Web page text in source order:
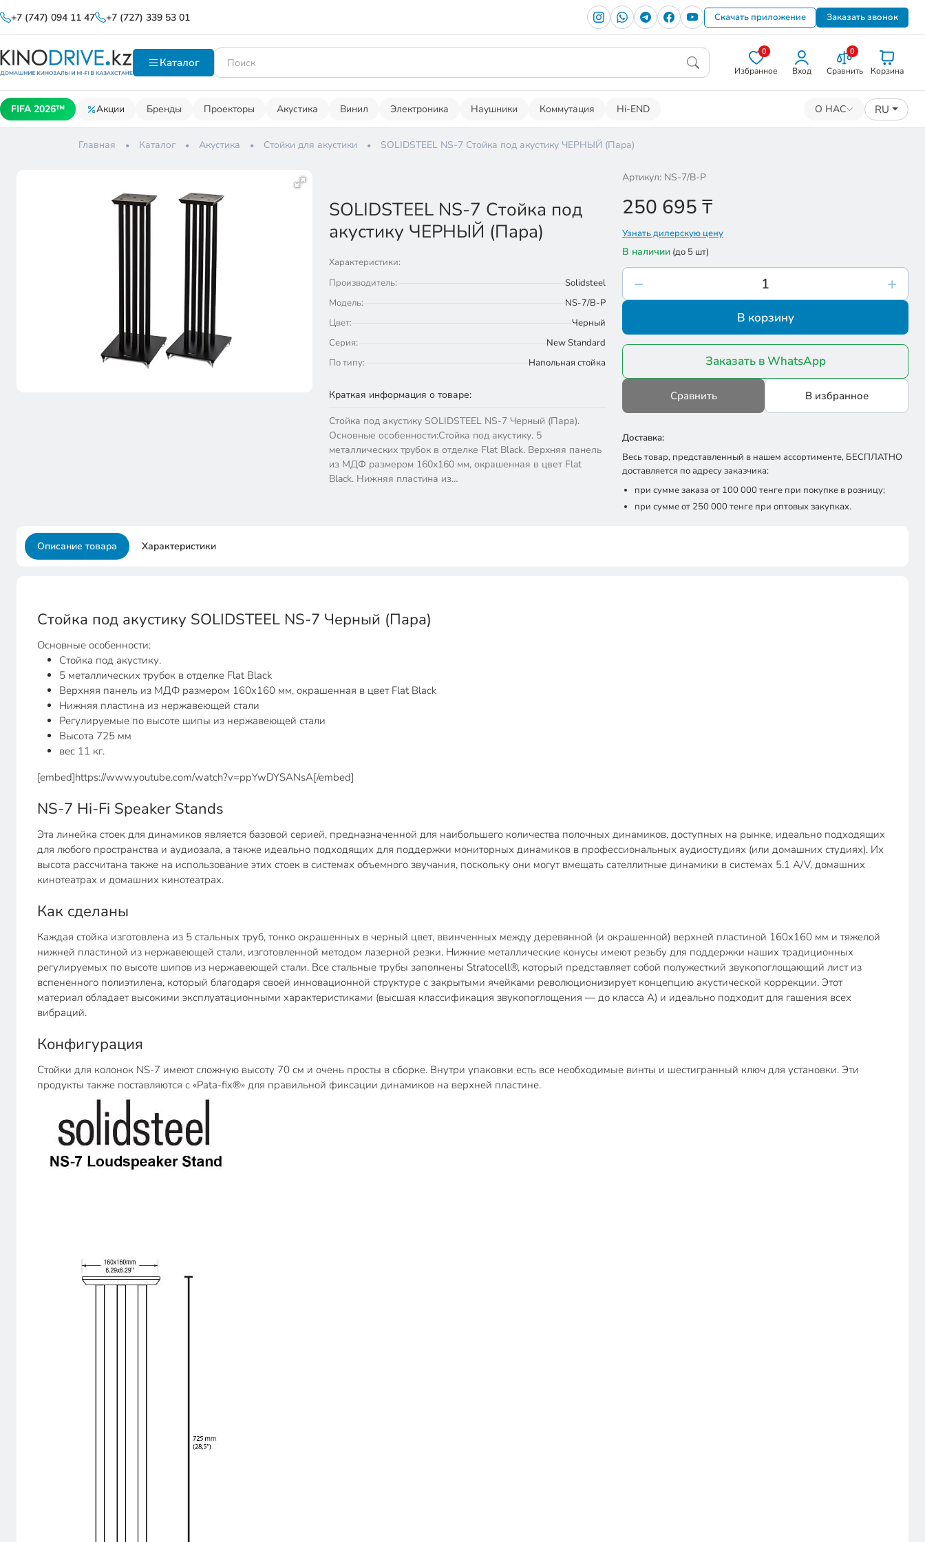
+7 (747) 094 11 47 +7 (727) 339 53 01 Скачать приложение Заказать звонок
Каталог
0
Избранное Вход
0
Сравнить Корзина
FIFA 2026™ Акции Бренды Проекторы Акустика Винил Электроника Наушники Коммутация Hi-END О НАС RU
Главная Каталог Акустика Стойки для акустики SOLIDSTEEL NS-7 Стойка под акустику ЧЕРНЫЙ (Пара)
SOLIDSTEEL NS-7 Стойка под
акустику ЧЕРНЫЙ (Пара)
Характеристики:
Производитель:
Solidsteel
Модель:
NS-7/B-P
Цвет:
Черный
Серия:
New Standard
По типу:
Напольная стойка
Краткая информация о товаре:
Стойка под акустику SOLIDSTEEL NS-7 Черный (Пара).
Основные особенности:Стойка под акустику. 5
металлических трубок в отделке Flat Black. Верхняя панель
из МДФ размером 160x160 мм, окрашенная в цвет Flat
Black. Нижняя пластина из…
Артикул: NS-7/B-P
250 695 ₸
Узнать дилерскую цену
В наличии (до 5 шт)
В корзину
Заказать в WhatsApp
Сравнить В избранное
Доставка:
Весь товар, представленный в нашем ассортименте, БЕСПЛАТНО
доставляется по адресу заказчика:
при сумме заказа от 100 000 тенге при покупке в розницу;
при сумме от 250 000 тенге при оптовых закупках.
Описание товара Характеристики
Стойка под акустику SOLIDSTEEL NS-7 Черный (Пара)
Основные особенности:
Стойка под акустику.
5 металлических трубок в отделке Flat Black
Верхняя панель из МДФ размером 160x160 мм, окрашенная в цвет Flat Black
Нижняя пластина из нержавеющей стали
Регулируемые по высоте шипы из нержавеющей стали
Высота 725 мм
вес 11 кг.
[embed]https://www.youtube.com/watch?v=ppYwDYSANsA[/embed]
NS-7 Hi-Fi Speaker Stands
Эта линейка стоек для динамиков является базовой серией, предназначенной для наибольшего количества полочных динамиков, доступных на рынке, идеально подходящих
для любого пространства и аудиозала, а также идеально подходящих для поддержки мониторных динамиков в профессиональных аудиостудиях (или домашних студиях). Их
высота рассчитана также на использование этих стоек в системах объемного звучания, поскольку они могут вмещать сателлитные динамики в системах 5.1 A/V, домашних
кинотеатрах и домашних кинотеатрах.
Как сделаны
Каждая стойка изготовлена из 5 стальных труб, тонко окрашенных в черный цвет, ввинченных между деревянной (и окрашенной) верхней пластиной 160х160 мм и тяжелой
нижней пластиной из нержавеющей стали, изготовленной методом лазерной резки. Нижние металлические конусы имеют резьбу для поддержки наших традиционных
регулируемых по высоте шипов из нержавеющей стали. Все стальные трубы заполнены Stratocell®, который представляет собой полужесткий звукопоглощающий лист из
вспененного полиэтилена, который благодаря своей инновационной структуре с закрытыми ячейками революционизирует концепцию акустической коррекции. Этот
материал обладает высокими эксплуатационными характеристиками (высшая классификация звукопоглощения — до класса А) и идеально подходит для гашения всех
вибраций.
Конфигурация
Стойки для колонок NS-7 имеют сложную высоту 70 см и очень просты в сборке. Внутри упаковки есть все необходимые винты и шестигранный ключ для установки. Эти
продукты также поставляются с «Pata-fix®» для правильной фиксации динамиков на верхней пластине.